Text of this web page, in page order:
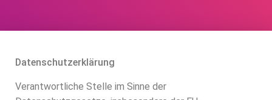
O
Datenschutzerklärung
Verantwortliche Stelle im Sinne der